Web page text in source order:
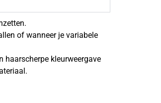
of wanneer je variabele
haarscherpe kleurweergave